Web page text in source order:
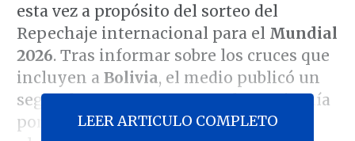
esta vez a propósito del sorteo del
Repechaje internacional para el Mundial
2026. Tras informar sobre los cruces que
incluyen a Bolivia, el medio publicó un
segundo posteo preguntando con ironía
por la ausencia deChileen la cita
LEER ARTICULO COMPLETO